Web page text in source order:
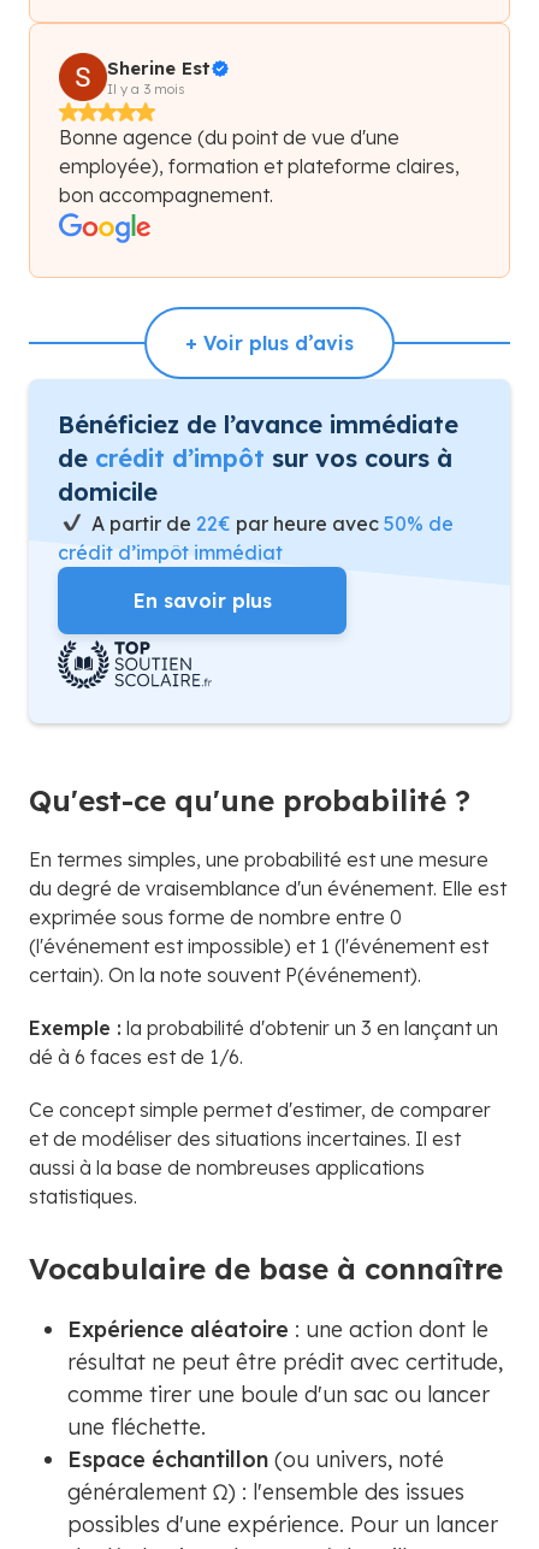
Sherine Est
Il y a 3 mois
Bonne agence (du point de vue d'une
employée), formation et plateforme claires,
bon accompagnement.
+ Voir plus d’avis
Bénéficiez de l’avance immédiate
de crédit d’impôt sur vos cours à
domicile
A partir de 22€ par heure avec 50% de
crédit d’impôt immédiat
En savoir plus
Qu'est-ce qu'une probabilité ?
En termes simples, une probabilité est une mesure
du degré de vraisemblance d'un événement. Elle est
exprimée sous forme de nombre entre 0
(l'événement est impossible) et 1 (l'événement est
certain). On la note souvent P(événement).
Exemple : la probabilité d'obtenir un 3 en lançant un
dé à 6 faces est de 1/6.
Ce concept simple permet d'estimer, de comparer
et de modéliser des situations incertaines. Il est
aussi à la base de nombreuses applications
statistiques.
Vocabulaire de base à connaître
Expérience aléatoire : une action dont le
résultat ne peut être prédit avec certitude,
comme tirer une boule d'un sac ou lancer
une fléchette.
Espace échantillon (ou univers, noté
généralement Ω) : l'ensemble des issues
possibles d'une expérience. Pour un lancer